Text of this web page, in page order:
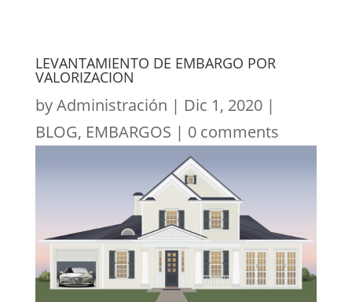
LEVANTAMIENTO DE EMBARGO POR
VALORIZACION
byAdministración | Dic 1, 2020|
BLOG, EMBARGOS | 0 comments